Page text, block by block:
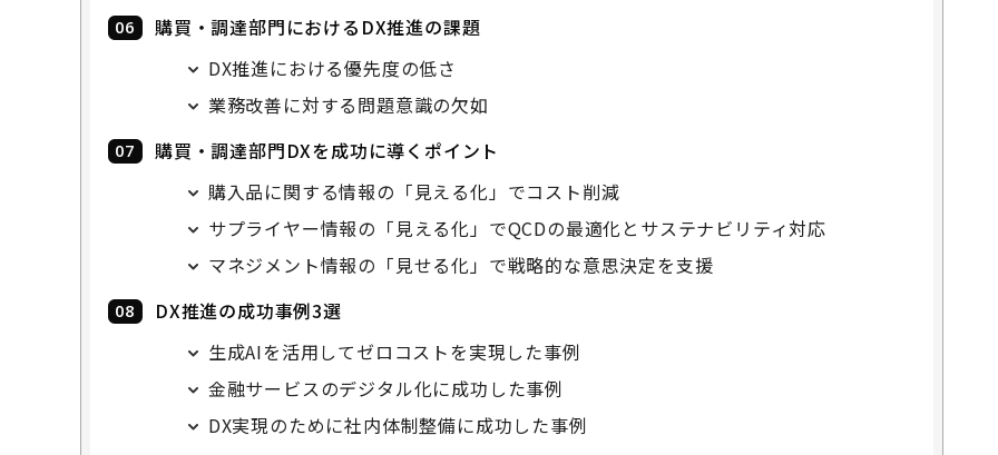
購買・調達部門におけるDX推進の課題
DX推進における優先度の低さ
業務改善に対する問題意識の欠如
購買・調達部門DXを成功に導くポイント
購入品に関する情報の「見える化」でコスト削減
サプライヤー情報の「見える化」でQCDの最適化とサステナビリティ対応
マネジメント情報の「見せる化」で戦略的な意思決定を支援
DX推進の成功事例3選
生成AIを活用してゼロコストを実現した事例
金融サービスのデジタル化に成功した事例
DX実現のために社内体制整備に成功した事例